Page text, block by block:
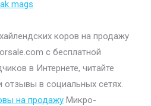
mags
коров на продажу
с бесплатной
в Интернете, читайте
в социальных сетях.
на продажу Микро-